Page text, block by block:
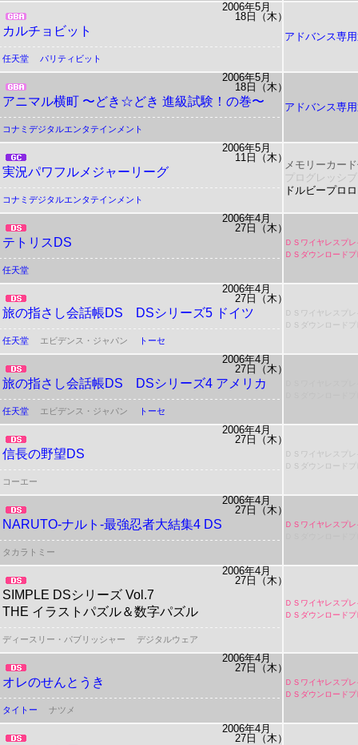
2006年5月
18日（木）
カルチョビット アドバンス専
任天堂 パリティビット
2006年5月
18日（木）
アニマル横町 〜どき☆どき 進級試験！の巻〜 アドバンス専
コナミデジタルエンタテインメント
2006年5月
11日（木）
実況パワフルメジャーリーグ
メモリーカー
プログレッシ
ドルビープロ
コナミデジタルエンタテインメント
2006年4月
27日（木）
テトリスDS
ＤＳワイヤレスプ
ＤＳダウンロード
任天堂
2006年4月
27日（木）
旅の指さし会話帳DS DSシリーズ5 ドイツ
ＤＳワイヤレスプ
ＤＳダウンロード
任天堂
エビデンス・ジャパン トーセ
2006年4月
27日（木）
旅の指さし会話帳DS DSシリーズ4 アメリカ
任天堂
エビデンス・ジャパン トーセ
2006年4月
27日（木）
信長の野望DS
ＤＳワイヤレスプ
ＤＳダウンロード
コーエー
2006年4月
27日（木）
NARUTO-ナルト-最強忍者大結集4 DS
ＤＳワイヤレスプ
タカラトミー
2006年4月
27日（木）
SIMPLE DSシリーズ Vol.7
THE イラストパズル＆数字パズル
ＤＳワイヤレスプ
ＤＳダウンロード
ディースリー・パブリッシャー デジタルウェア
2006年4月
27日（木）
オレのせんとうき
ＤＳワイヤレスプ
ＤＳダウンロード
タイトー
ナツメ
2006年4月
27日（木）